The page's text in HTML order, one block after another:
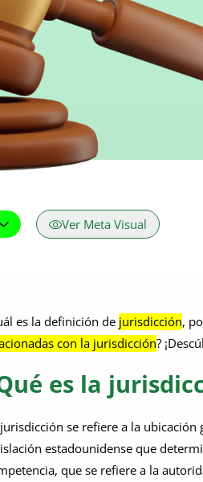
Ver Meta Visual
es la definición de jurisdicción,
con la jurisdicción?
es la
se refiere a la ubicación
estadounidense que
que se refiere a la